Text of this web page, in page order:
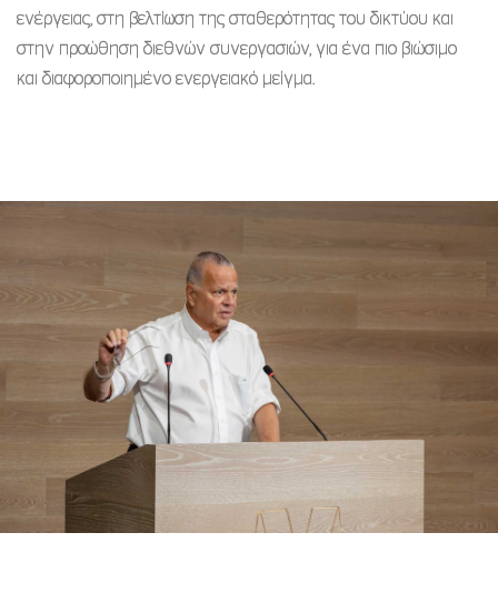
ενέργειας, στη βελτίωση της σταθερότητας του δικτύου και
στην προώθηση διεθνών συνεργασιών, για ένα πιο βιώσιμο
και διαφοροποιημένο ενεργειακό μείγμα.